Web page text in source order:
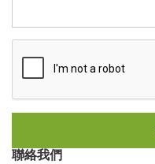
聯絡我們